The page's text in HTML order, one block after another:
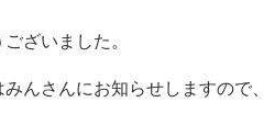
ざいました。
んさんにお知らせしますので